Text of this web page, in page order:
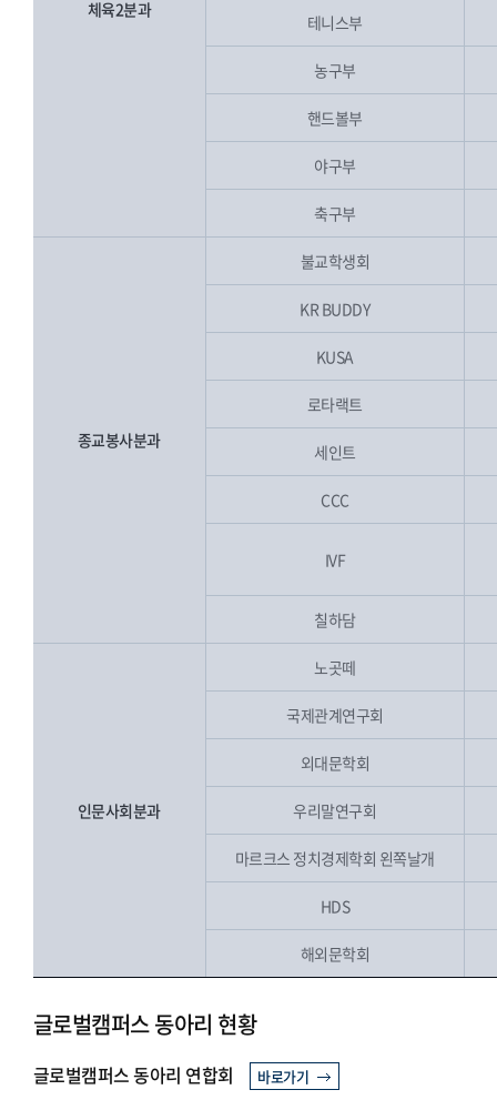
체육2분과
테니스부
농구부
핸드볼부
야구부
축구부
종교봉사분과
불교학생회
KR BUDDY
KUSA
로타랙트
세인트
CCC
IVF
칠하담
인문사회분과
노곳떼
국제관계연구회
외대문학회
우리말연구회
마르크스 정치경제학회 왼쪽날개
HDS
해외문학회
글로벌캠퍼스 동아리 현황
글로벌캠퍼스 동아리 연합회 바로가기